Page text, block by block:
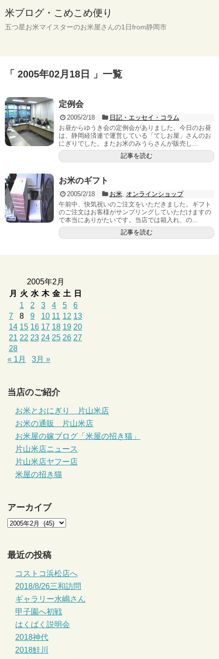
米ブログ・こめこめ便り
五つ星お米マイスターのお米屋さんの1日from静岡市
「 2005年02月18日 」一覧
定例会
2005/2/18
日記・エッセイ・コラム
お昼からゆうき会の定例会がありました。今日のお昼
は、静岡経済連で運営している「てしお屋」さんのお
にぎりでした。またお米のみうらさんが販売し...
記事を読む
お米のギフト
2005/2/18 お米, オンラインショップ
午前中、快気祝いのご注文をいただきました。ギフト
のご注文はお客様がサンプリングしていただけますの
で本当にありがたいです。当店では箱入れ、の...
記事を読む
2005年2月
月
火 水 木 金 土
日
1
2 3 4 5
6
7
8 9 10 11 12 13
14 15 16 17 18 19 20
21 22 23 24 25 26 27
28
« 1月
3月 »
当店のご紹介
お米とおにぎり 片山米店
お米の通販 片山米店
お米屋の嫁ブログ「米屋の招き猫」
片山米店ニュース
片山米店ヤフー店
米屋の招き猫
アーカイブ
最近の投稿
コストコ浜松店へ
2018/8/26三和訪問
ギャラリー水嶋さん
甲子園へ初戦
はくばく説明会
2018神代
2018鮭川